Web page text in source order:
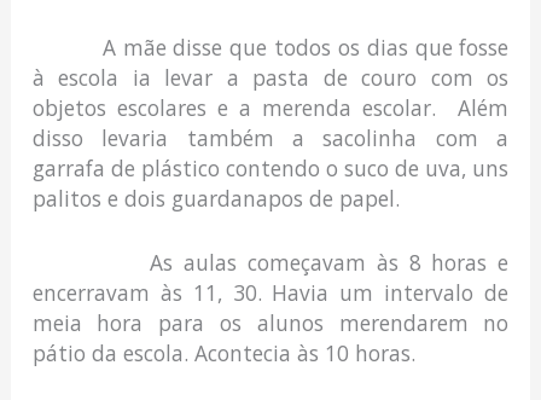
A mãe disse que todos os dias que fosse
à escola ia levar a pasta de couro com os
objetos escolares e a merenda escolar. Além
disso levaria também a sacolinha com a
garrafa de plástico contendo o suco de uva, uns
palitos e dois guardanapos de papel.
As aulas começavam às 8 horas e
encerravam às 11, 30. Havia um intervalo de
meia hora para os alunos merendarem no
pátio da escola. Acontecia às 10 horas.